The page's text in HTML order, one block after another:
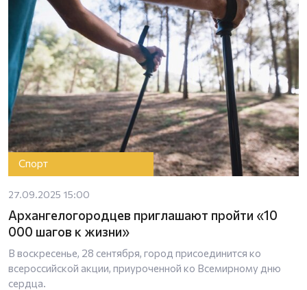
Спорт
27.09.2025 15:00
Архангелогородцев приглашают пройти «10
000 шагов к жизни»
В воскресенье, 28 сентября, город присоединится ко
всероссийской акции, приуроченной ко Всемирному дню
сердца.